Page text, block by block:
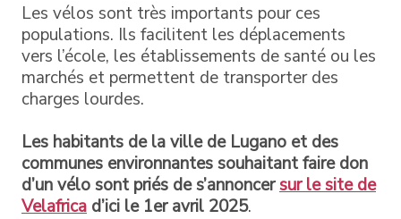
Les vélos sont très importants pour ces
populations. Ils facilitent les déplacements
vers l’école, les établissements de santé ou les
marchés et permettent de transporter des
charges lourdes.
Les habitants de la ville de Lugano et des
communes environnantes souhaitant faire don
d’un vélo sont priés de s’annoncersur le site de
Velafrica d’ici le 1er avril 2025.